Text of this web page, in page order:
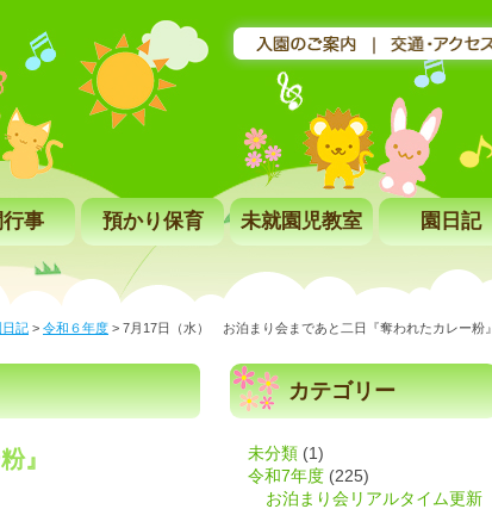
事 預かり保育 未就園児教室 園日記
日記 > 令和６年度 > 7月17日（水） お泊まり会まであと二日『奪われたカレー粉』
』
カテゴリー
未分類 (1)
令和7年度 (225)
お泊まり会リアルタイム更新